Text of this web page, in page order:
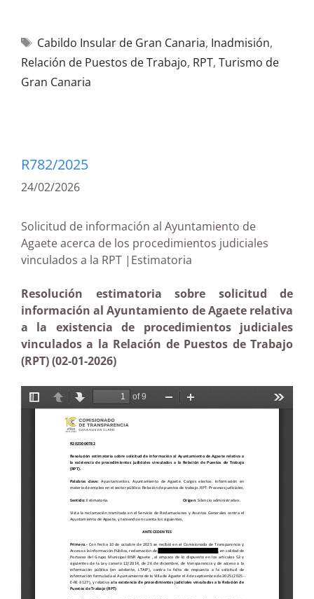
Cabildo Insular de Gran Canaria, Inadmisión,
Relación de Puestos de Trabajo, RPT, Turismo de
Gran Canaria
R782/2025
24/02/2026
Solicitud de información al Ayuntamiento de
Agaete acerca de los procedimientos judiciales
vinculados a la RPT |Estimatoria
Resolución estimatoria sobre solicitud de
información al Ayuntamiento de Agaete relativa
a la existencia de procedimientos judiciales
vinculados a la Relación de Puestos de Trabajo
(RPT) (02-01-2026)